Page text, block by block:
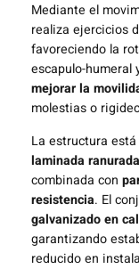
Mediante el
realiza ejercicios
favoreciendo la
escapulo-humeral
mejorar la
molestias o
La estructura
laminada
combinada con
resistencia. El
galvanizado en
garantizando
reducido en